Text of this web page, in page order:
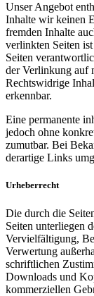
Unser Angebot
Inhalte wir keinen
fremden Inhalte
verlinkten Seiten
Seiten
der Verlinkung auf
Rechtswidrige
erkennbar.
Eine permanente
jedoch ohne
zumutbar. Bei
derartige Links
Urheberrecht
Die durch die
Seiten unterliegen
Vervielfältigung,
Verwertung
schriftlichen
Downloads und
kommerziellen